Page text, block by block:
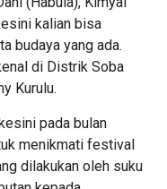
kalian bisa
budaya yang ada.
di Distrik Soba
Kurulu.
pada bulan
menikmati festival
dilakukan oleh suku